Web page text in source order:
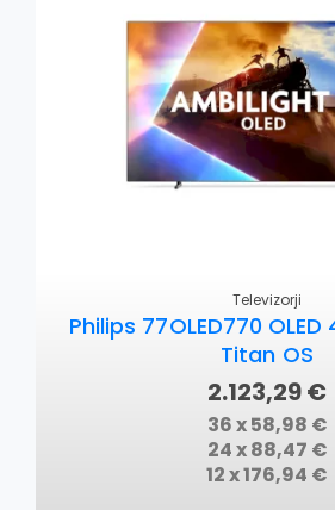
Televizorji
Philips 77OLED770
Titan OS
2.123,29 €
36 x 58,98 €
24 x 88,47 €
12 x 176,94 €